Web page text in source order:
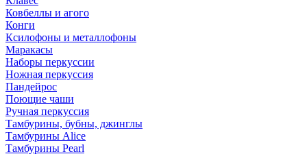
Ковбеллы и агого
Конги
Ксилофоны и металлофоны
Маракасы
Наборы перкуссии
Ножная перкуссия
Пандейрос
Поющие чаши
Ручная перкуссия
Тамбурины, бубны, джинглы
Тамбурины Alice
Тамбурины Pearl